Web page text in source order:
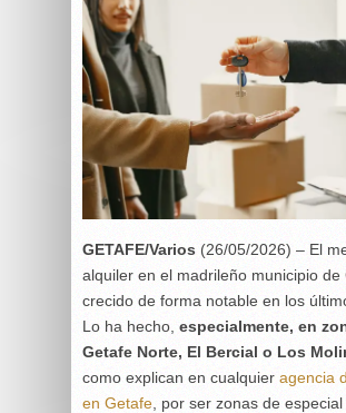
GETAFE/Varios (26/05/2026) – El
alquiler en el madrileño municipio de
crecido de forma notable en los
Lo ha hecho, especialmente, en
Getafe Norte, El Bercial o Los
como explican en cualquier agencia
en Getafe , por ser zonas de